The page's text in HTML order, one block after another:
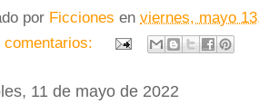
por Ficciones en viernes, mayo
comentarios:
11 de mayo de 2022